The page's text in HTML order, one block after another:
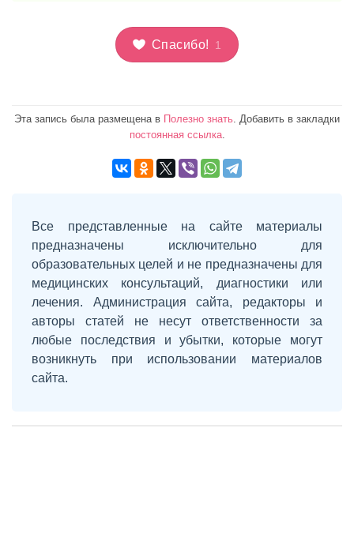
Спасибо! 1
Эта запись была размещена в Полезно знать . Добавить в закладки
постоянная ссылка.
Все представленные на сайте материалы
предназначены исключительно для
образовательных целей и не предназначены для
медицинских консультаций, диагностики или
лечения. Администрация сайта, редакторы и
авторы статей не несут ответственности за
любые последствия и убытки, которые могут
возникнуть при использовании материалов
сайта.